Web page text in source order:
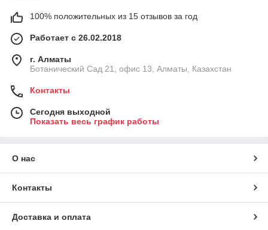
100% положительных из 15 отзывов за год
Работает с 26.02.2018
г. Алматы
Ботанический Сад 21, офис 13, Алматы, Казахстан
Контакты
Сегодня выходной
Показать весь график работы
О нас
Контакты
Доставка и оплата